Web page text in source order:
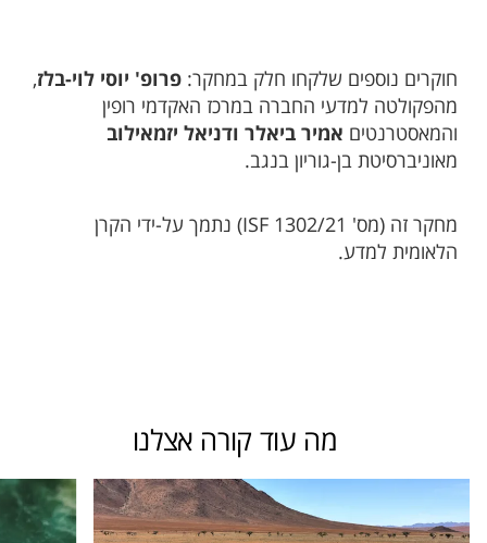
חוקרים נוספים שלקחו חלק במחקר:פרופ' יוסי לוי-בלז,
מהפקולטה למדעי החברה במרכז האקדמי רופין
והמאסטרנטים אמיר ביאלר ודניאל יזמאילוב
מאוניברסיטת בן-גוריון בנגב.
מחקר זה (מס' 1302/21 ISF) נתמך על-ידי הקרן
הלאומית למדע.
מה עוד קורה אצלנו